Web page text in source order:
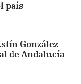
país
González
de Andalucía